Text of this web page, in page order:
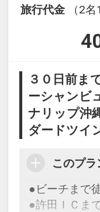
連泊の場合、
１，０００
※他の割引と
※割引適用
ーからお進
「空室照会結
さい
※宿泊期間中
氏名・客室
一であること
す。
旅行代金
（2
３０日前ま
ーシャンビ
ナリップ沖
ダードツイ
このプラ
●ビーチまで
●許田ＩＣま